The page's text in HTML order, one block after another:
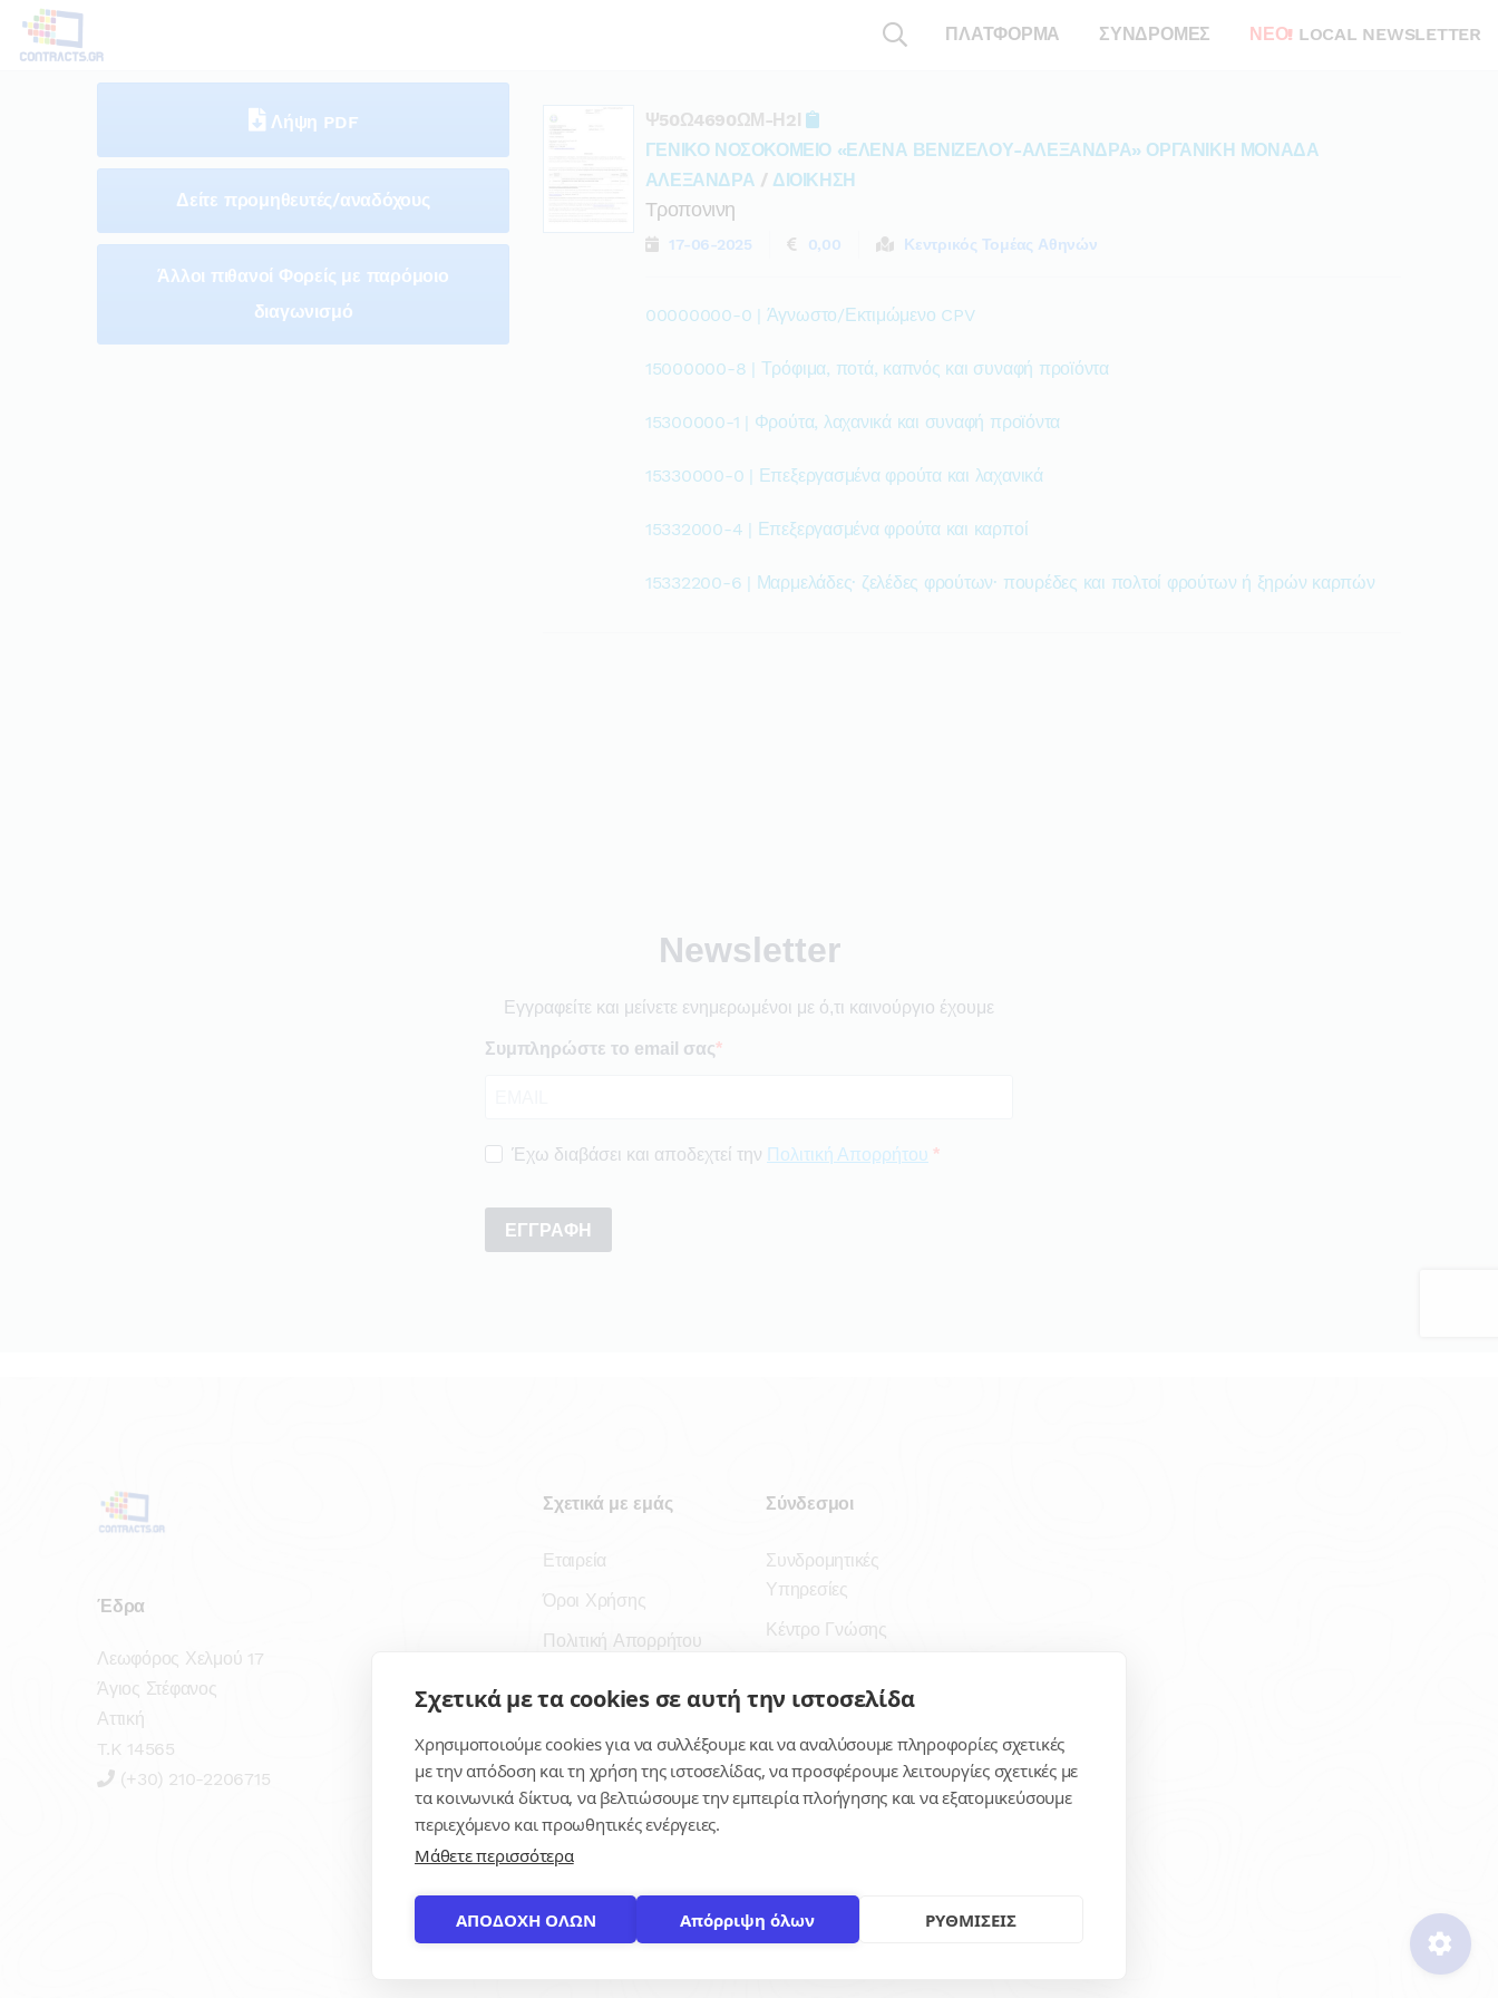
ΠΛΑΤΦΟΡΜΑ ΣΥΝΔΡΟΜΕΣ ΝΕΟ! LOCAL NEWSLETTER
Λήψη PDF
Δείτε προμηθευτές/αναδόχους
Άλλοι πιθανοί Φορείς με παρόμοιο
διαγωνισμό
Ψ50Ω4690ΩΜ-Η2Ι
ΓΕΝΙΚΟ ΝΟΣΟΚΟΜΕΙΟ «ΕΛΕΝΑ ΒΕΝΙΖΕΛΟΥ-ΑΛΕΞΑΝΔΡΑ» ΟΡΓΑΝΙΚΗ ΜΟΝΑΔΑ
ΑΛΕΞΑΝΔΡΑ / ΔΙΟΙΚΗΣΗ
Τροπονινη
17-06-2025 0,00 Κεντρικός Τομέας Αθηνών
00000000-0 | Άγνωστο/Εκτιμώμενο CPV
15000000-8 | Τρόφιμα, ποτά, καπνός και συναφή προϊόντα
15300000-1 | Φρούτα, λαχανικά και συναφή προϊόντα
15330000-0 | Επεξεργασμένα φρούτα και λαχανικά
15332000-4 | Επεξεργασμένα φρούτα και καρποί
15332200-6 | Μαρμελάδες· ζελέδες φρούτων· πουρέδες και πολτοί φρούτων ή ξηρών καρπών
Έδρα
Λεωφόρος Χελμού 17
Άγιος Στέφανος
Αττική
T.K 14565
(+30) 210-2206715
Σχετικά με εμάς
Εταιρεία
Όροι Χρήσης
Πολιτική Απορρήτου
Σύνδεσμοι
Συνδρομητικές
Υπηρεσίες
Κέντρο Γνώσης
Εγγραφή
Για δημοσίους
υπαλλήλους
settings
Σχετικά με τα cookies σε αυτή την ιστοσελίδα
Χρησιμοποιούμε cookies για να συλλέξουμε και να αναλύσουμε πληροφορίες σχετικές
με την απόδοση και τη χρήση της ιστοσελίδας, να προσφέρουμε λειτουργίες σχετικές με
τα κοινωνικά δίκτυα, να βελτιώσουμε την εμπειρία πλοήγησης και να εξατομικεύσουμε
περιεχόμενο και προωθητικές ενέργειες.
Μάθετε περισσότερα
ΑΠΟΔΟΧΗ ΟΛΩΝ Απόρριψη όλων ΡΥΘΜΙΣΕΙΣ